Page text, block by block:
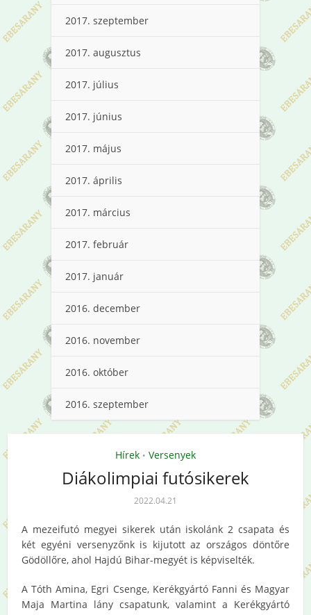
2017. szeptember
2017. augusztus
2017. július
2017. június
2017. május
2017. április
2017. március
2017. február
2017. január
2016. december
2016. november
2016. október
2016. szeptember
Hírek • Versenyek
Diákolimpiai futósikerek
2022.04.21
A mezeifutó megyei sikerek után iskolánk 2 csapata és
két egyéni versenyzőnk is kijutott az országos döntőre
Gödöllőre, ahol Hajdú Bihar-megyét is képviselték.
A Tóth Amina, Egri Csenge, Kerékgyártó Fanni és Magyar
Maja Martina lány csapatunk, valamint a Kerékgyártó